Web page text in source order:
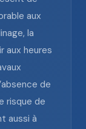
aux
la
aux heures
de
risque de
aussi à